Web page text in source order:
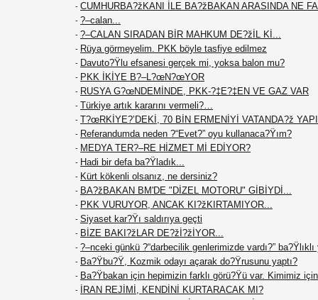
- CUMHURBA?žKANI İLE BA?žBAKAN ARASINDA NE
- ?–calan...
- ?–CALAN SIRADAN BİR MAHKUM DE?žİL Kİ...
- Rüya görmeyelim. PKK böyle tasfiye edilmez
- Davuto?Ÿlu efsanesi gerçek mi, yoksa balon mu?
- PKK İKİYE B?–L?œN?œYOR
- RUSYA G?œNDEMİNDE, PKK-?‡E?‡EN VE GAZ VAR
- Türkiye artık kararını vermeli?…
- T?œRKİYE?’DEKİ, 70 BİN ERMENİYİ VATANDA?ž
- Referandumda neden ?“Evet?” oyu kullanaca?Ÿım?
- MEDYA TER?–RE HİZMET Mİ EDİYOR?
- Hadi bir defa ba?Ÿladık...
- Kürt kökenli olsanız, ne dersiniz?
- BA?žBAKAN BM'DE "DİZEL MOTORU" GİBİYDİ...
- PKK VURUYOR, ANCAK KI?žKIRTAMIYOR...
- Siyaset kar?Ÿı saldırıya geçti
- BİZE BAKI?žLAR DE?žİ?žİYOR...
- ?–nceki günkü ?“darbecilik genlerimizde vardı?”
- Ba?Ÿbu?Ÿ, Kozmik odayı açarak do?Ÿrusunu yaptı?
- Ba?Ÿbakan için hepimizin farklı görü?Ÿü var. Kimimiz
-
İRAN REJİMİ, KENDİNİ KURTARACAK MI?